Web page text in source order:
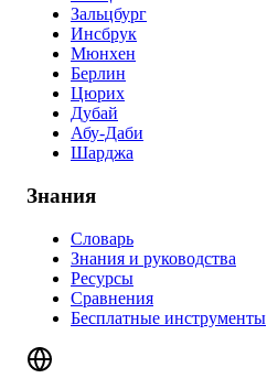
Зальцбург
Инсбрук
Мюнхен
Берлин
Цюрих
Дубай
Абу-Даби
Шарджа
Знания
Словарь
Знания и руководства
Ресурсы
Сравнения
Бесплатные инструменты